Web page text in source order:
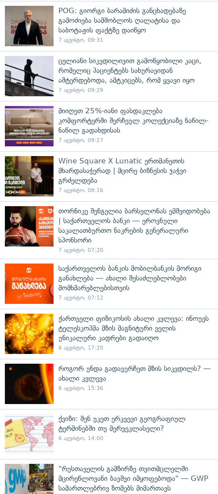
POG: გიორგი ბარამიძის განცხადებაზე
გამოძიება სამშობლოს ღალატისა და
საბოტაჟის ფაქტზე დაიწყო
7 აგვისტო, 09:31
ცელიანი სიკვდილივით გამოწყობილი კაცი,
რომელიც პაციენტებს სახურავიდან
აშტერდებოდა, ამტკიცებს, რომ ყვავი იყო
7 აგვისტო, 09:29
მიიღეთ 25%-იანი ფასდაკლება
კომფორტერში შერჩეულ კოლექციაზე ნაწილ-
ნაწილ გადახდისას
7 აგვისტო, 09:27
Wine Square X Lunatic ერთმანეთის
მხარდასაჭერად | მცირე ბიზნესის ჯაჭვი
გრძელდება
7 აგვისტო, 08:16
თორნიკე შენგელია ბარსელონას ემშვიდობება
| საქართველოს ბანკი — ეროვნული
საკალათბურთო ნაკრების გენერალური
სპონსორი
7 აგვისტო, 07:20
საქართველოს ბანკის მობილბანკის მორიგი
განახლება — ახალი შესაძლებლობები
მომხმარებლებისთვის
7 აგვისტო, 07:12
ქართველი ფიზიკოსის ახალი კვლევა: ინოუეს
ტელესკოპმა მზის მაგნიტური ველის
უნიკალური კადრები გადაიღო
6 აგვისტო, 17:20
როგორ უნდა გადავურჩეთ მზის სიკვდილს? —
ახალი კვლევა
6 აგვისტო, 15:36
ქვიზი: შენ უკეთ ერკვევი გეოგრაფიულ
ტერმინებში თუ მერვეკლასელი?
6 აგვისტო, 14:00
"რუსთაველის გამზირზე თვითმცლელში
მცირეწლოვანი ბავშვი იმყოფებოდა" — GWP
სამართლებრივ ზომებს მიმართავს